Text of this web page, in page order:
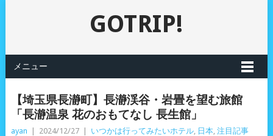
GOTRIP!
メニュー
【埼玉県長瀞町】長瀞渓谷・岩畳を望む旅館
「長瀞温泉 花のおもてなし 長生館」
ayan 2024/12/27 いつかは行ってみたいホテル, 日本, 注目記事